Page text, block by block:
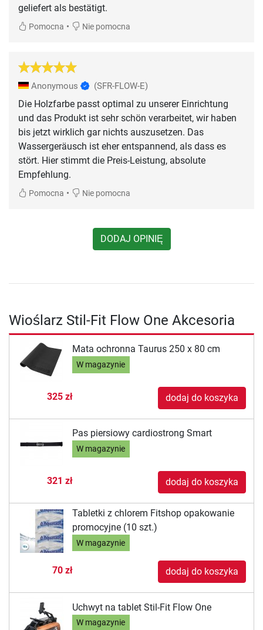
geliefert als bestätigt.
Pomocna • Nie pomocna
Anonymous (SFR-FLOW-E)
Die Holzfarbe passt optimal zu unserer Einrichtung
und das Produkt ist sehr schön verarbeitet, wir haben
bis jetzt wirklich gar nichts auszusetzen. Das
Wassergeräusch ist eher entspannend, als dass es
stört. Hier stimmt die Preis-Leistung, absolute
Empfehlung.
Pomocna • Nie pomocna
DODAJ OPINIĘ
Wioślarz Stil-Fit Flow One Akcesoria
Mata ochronna Taurus 250 x 80 cm
W magazynie
325 zł dodaj do koszyka
Pas piersiowy cardiostrong Smart
W magazynie
321 zł dodaj do koszyka
Tabletki z chlorem Fitshop opakowanie
promocyjne (10 szt.)
W magazynie
70 zł dodaj do koszyka
Uchwyt na tablet Stil-Fit Flow One
W magazynie